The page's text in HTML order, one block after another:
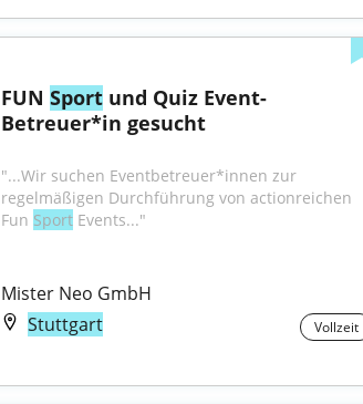
FUN Sport und Quiz Event-
Betreuer*in gesucht
"...Wir suchen Eventbetreuer*innen zur
regelmäßigen Durchführung von actionreichen
Fun Sport Events..."
Mister Neo GmbH
Stuttgart
Vollzeit